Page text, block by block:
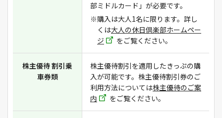
部ミドルカード」が必要です。
※購入は大人1名に限ります。詳し
くは大人の休日倶楽部ホームペー
ジ
をご覧ください。
株主優待 割引乗
車券類
株主優待割引を適用したきっぷの購
入が可能です。株主優待割引券のご
利用方法については株主優待のご案
内
をご覧ください。